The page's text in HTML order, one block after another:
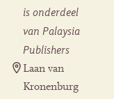
is onderdeel
van Palaysia
Publishers
Laan van
Kronenburg